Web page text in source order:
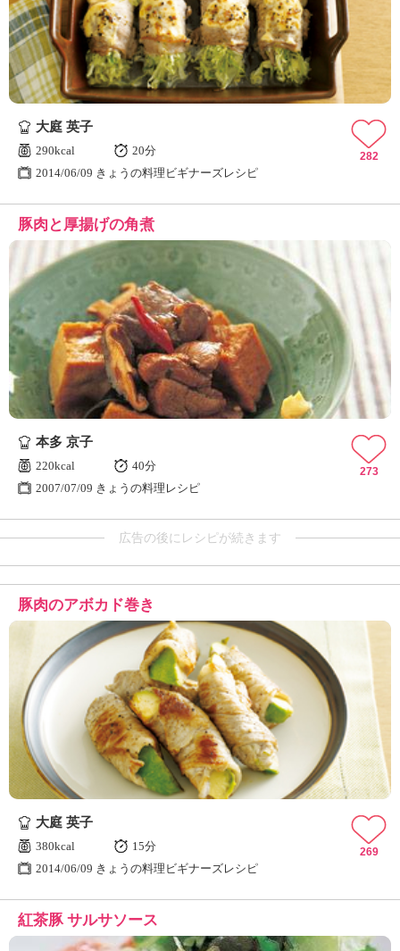
大庭 英子
290kcal
20分
2014/06/09 きょうの料理ビギナーズレシピ
282
豚肉と厚揚げの角煮
本多 京子
220kcal
40分
2007/07/09 きょうの料理レシピ
273
広告の後にレシピが続きます
豚肉のアボカド巻き
大庭 英子
380kcal
15分
2014/06/09 きょうの料理ビギナーズレシピ
269
紅茶豚 サルサソース